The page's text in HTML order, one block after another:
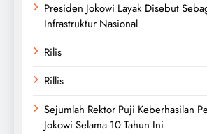
Presiden Jokowi Layak Disebut
Infrastruktur Nasional
Rilis
Rillis
Sejumlah Rektor Puji Keberhasilan
Jokowi Selama 10 Tahun Ini